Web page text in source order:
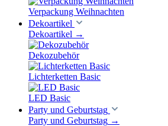
Verpackung Weihnachten
Dekoartikel
Dekoartikel →
Dekozubehör
Lichterketten Basic
LED Basic
Party und Geburtstag
Party und Geburtstag →